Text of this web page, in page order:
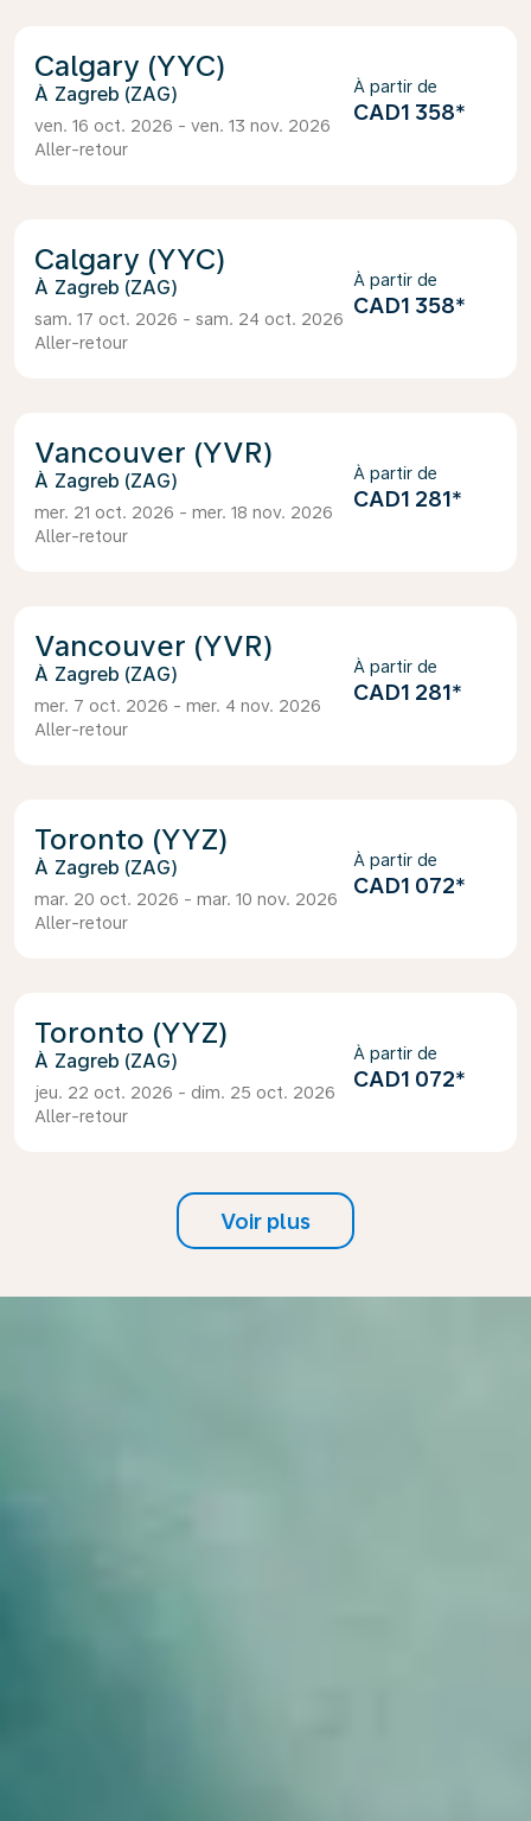
Calgary (YYC)
Zagreb (ZAG)
ven. 16 oct. 2026 - ven. 13 nov. 2026
Aller-retour
À partir de
CAD1 358*
Calgary (YYC)
Zagreb (ZAG)
sam. 17 oct. 2026 - sam. 24 oct. 2026
Aller-retour
À partir de
CAD1 358*
Vancouver (YVR)
Zagreb (ZAG)
mer. 21 oct. 2026 - mer. 18 nov. 2026
Aller-retour
À partir de
CAD1 281*
Vancouver (YVR)
Zagreb (ZAG)
mer. 7 oct. 2026 - mer. 4 nov. 2026
Aller-retour
À partir de
CAD1 281*
Toronto (YYZ)
Zagreb (ZAG)
mar. 20 oct. 2026 - mar. 10 nov. 2026
Aller-retour
À partir de
CAD1 072*
Toronto (YYZ)
Zagreb (ZAG)
jeu. 22 oct. 2026 - dim. 25 oct. 2026
Aller-retour
À partir de
CAD1 072*
Voir plus